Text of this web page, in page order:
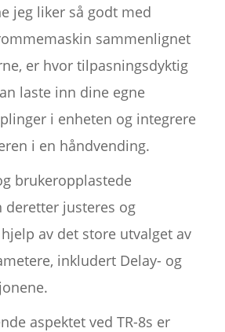
jeg liker så godt med
sammenlignet
er hvor tilpasningsdyktig
laste inn dine egne
i enheten og integrere
i en håndvending.
brukeropplastede
deretter justeres og
av det store utvalget av
inkludert Delay- og
aspektet ved TR-8s er